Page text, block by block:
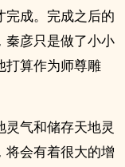
完成。完成之后的
秦彦只是做了小小
打算作为师尊雕
气和储存天地灵
将会有着很大的增